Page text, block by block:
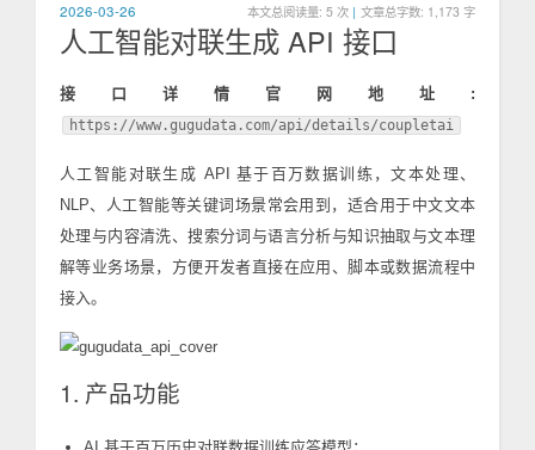
2026-03-26 本文总阅读量: 5 次 | 文章总字数: 1,173 字
人工智能对联生成 API 接口
接口详情官网地址:
https://www.gugudata.com/api/details/coupletai
人工智能对联生成 API 基于百万数据训练，文本处理、
NLP、人工智能等关键词场景常会用到，适合用于中文文本
处理与内容清洗、搜索分词与语言分析与知识抽取与文本理
解等业务场景，方便开发者直接在应用、脚本或数据流程中
接入。
1. 产品功能